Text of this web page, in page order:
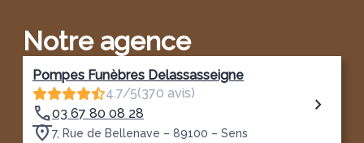
Notre agence
Pompes Funèbres Delassasseigne
4.7/5(370 avis)
03 67 80 08 28
7, Rue de Bellenave – 89100 – Sens